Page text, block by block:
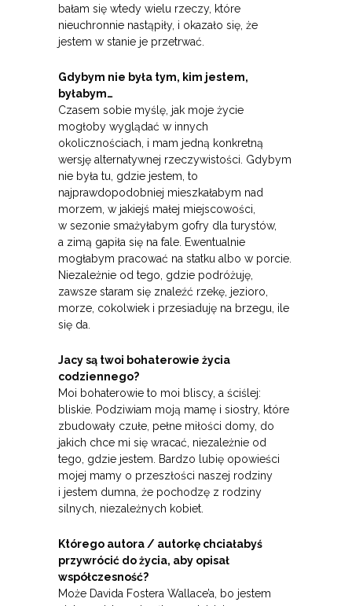
bałam się wtedy wielu rzeczy, które
nieuchronnie nastąpiły, i okazało się, że
jestem w stanie je przetrwać.
Gdybym nie była tym, kim jestem,
byłabym…
Czasem sobie myślę, jak moje życie
mogłoby wyglądać w innych
okolicznościach, i mam jedną konkretną
wersję alternatywnej rzeczywistości. Gdybym
nie była tu, gdzie jestem, to
najprawdopodobniej mieszkałabym nad
morzem, w jakiejś małej miejscowości,
w sezonie smażyłabym gofry dla turystów,
a zimą gapiła się na fale. Ewentualnie
mogłabym pracować na statku albo w porcie.
Niezależnie od tego, gdzie podróżuję,
zawsze staram się znaleźć rzekę, jezioro,
morze, cokolwiek i przesiaduję na brzegu, ile
się da.
Jacy są twoi bohaterowie życia
codziennego?
Moi bohaterowie to moi bliscy, a ściślej:
bliskie. Podziwiam moją mamę i siostry, które
zbudowały czułe, pełne miłości domy, do
jakich chce mi się wracać, niezależnie od
tego, gdzie jestem. Bardzo lubię opowieści
mojej mamy o przeszłości naszej rodziny
i jestem dumna, że pochodzę z rodziny
silnych, niezależnych kobiet.
Którego autora / autorkę chciałabyś
przywrócić do życia, aby opisał
współczesność?
Może Davida Fostera Wallace’a, bo jestem